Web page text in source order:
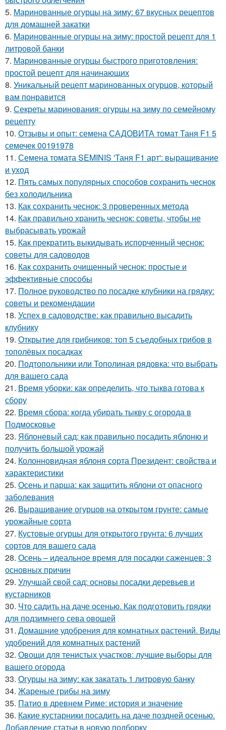
5. Маринованные огурцы на зиму: 67 вкусных рецептов
для домашней закатки
6. Маринованные огурцы на зиму: простой рецепт для 1
литровой банки
7. Маринованные огурцы быстрого приготовления:
простой рецепт для начинающих
8. Уникальный рецепт маринованных огурцов, который
вам понравится
9. Секреты маринования: огурцы на зиму по семейному
рецепту
10. Отзывы и опыт: семена САДОВИТА томат Таня F1 5
семечек 00191978
11. Семена томата SEMINIS 'Таня F1 арт': выращивание
и уход
12. Пять самых популярных способов сохранить чеснок
без холодильника
13. Как сохранить чеснок: 3 проверенных метода
14. Как правильно хранить чеснок: советы, чтобы не
выбрасывать урожай
15. Как прекратить выкидывать испорченный чеснок:
советы для садоводов
16. Как сохранить очищенный чеснок: простые и
эффективные способы
17. Полное руководство по посадке клубники на грядку:
советы и рекомендации
18. Успех в садоводстве: как правильно высадить
клубнику
19. Открытие для грибников: топ 5 съедобных грибов в
тополёвых посадках
20. Подтопольники или Тополиная рядовка: что выбрать
для вашего сада
21. Время уборки: как определить, что тыква готова к
сбору
22. Время сбора: когда убирать тыкву с огорода в
Подмосковье
23. Яблоневый сад: как правильно посадить яблоню и
получить большой урожай
24. Колонновидная яблоня сорта Президент: свойства и
характеристики
25. Осень и парша: как защитить яблони от опасного
заболевания
26. Выращивание огурцов на открытом грунте: самые
урожайные сорта
27. Кустовые огурцы для открытого грунта: 6 лучших
сортов для вашего сада
28. Осень – идеальное время для посадки саженцев: 3
основных причин
29. Улучшай свой сад: основы посадки деревьев и
кустарников
30. Что садить на даче осенью. Как подготовить грядки
для подзимнего сева овощей
31. Домашние удобрения для комнатных растений. Виды
удобрений для комнатных растений
32. Овощи для тенистых участков: лучшие выборы для
вашего огорода
33. Огурцы на зиму: как закатать 1 литровую банку
34. Жареные грибы на зиму
35. Патио в древнем Риме: история и значение
36. Какие кустарники посадить на даче поздней осенью.
Добавление статьи в новую подборку